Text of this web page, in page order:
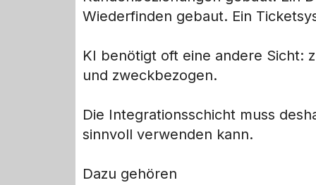
Wiederfinden gebaut. Ein
KI benötigt oft eine andere Sicht:
und zweckbezogen.
Die Integrationsschicht muss
sinnvoll verwenden kann.
Dazu gehören